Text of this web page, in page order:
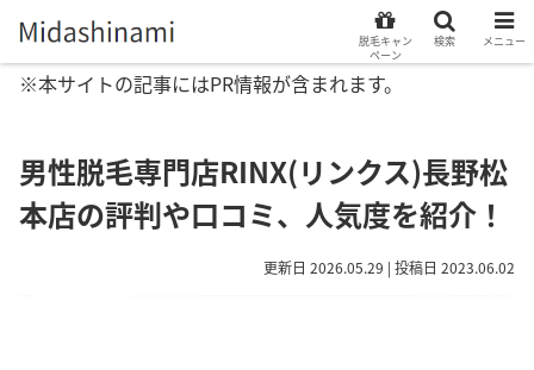
※本サイトの記事にはPR情報が含まれます。
男性脱毛専門店RINX(リンクス)長野松
本店の評判や口コミ、人気度を紹介！
更新日 2026.05.29 | 投稿日 2023.06.02
脱毛キャン
ペーン
検索 メニュー